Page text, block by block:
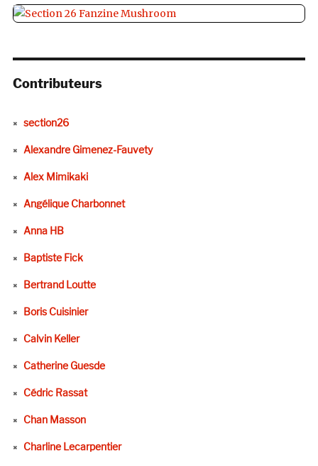
Contributeurs
section26
Alexandre Gimenez-Fauvety
Alex Mimikaki
Angélique Charbonnet
Anna HB
Baptiste Fick
Bertrand Loutte
Boris Cuisinier
Calvin Keller
Catherine Guesde
Cédric Rassat
Chan Masson
Charline Lecarpentier